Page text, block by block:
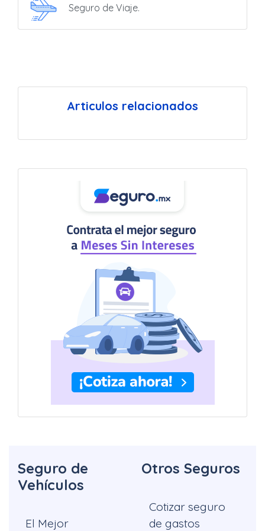
Seguro de Viaje.
Articulos relacionados
Seguro de
Vehículos
El Mejor
Otros Seguros
Cotizar seguro
de gastos